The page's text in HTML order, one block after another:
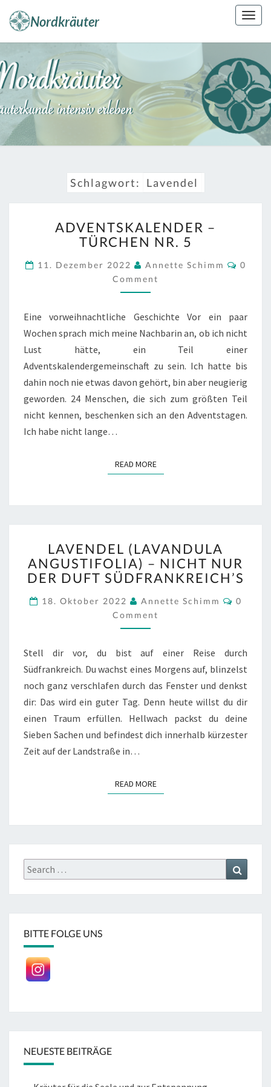
content
Kräuterkunde
Erleben
Schlagwort: Lavendel
–
TÜRCHEN
5
ADVENTSKALENDER –
TÜRCHEN NR. 5
11. Dezember 2022 Annette Schimm
0
Comment
Eine vorweihnachtliche Geschichte Vor ein paar
Wochen sprach mich meine Nachbarin an, ob ich nicht
Lust hätte, ein Teil einer
Adventskalendergemeinschaft zu sein. Ich hatte bis
dahin noch nie etwas davon gehört, bin aber neugierig
geworden. 24 Menschen, die sich zum größten Teil
nicht kennen, beschenken sich an den Adventstagen.
Ich habe nicht lange…
READ MOREREAD MORE
(LAVANDULA
ANGUSTIFOLIA)
–
NUR
DER
DUFT
LAVENDEL (LAVANDULA
ANGUSTIFOLIA) – NICHT NUR
DER DUFT SÜDFRANKREICH’S
18. Oktober 2022 Annette Schimm
0
Comment
Stell dir vor, du bist auf einer Reise durch
Südfrankreich. Du wachst eines Morgens auf, blinzelst
noch ganz verschlafen durch das Fenster und denkst
dir: Das wird ein guter Tag. Denn heute willst du dir
einen Traum erfüllen. Hellwach packst du deine
Sieben Sachen und befindest dich innerhalb kürzester
Zeit auf der Landstraße in…
READ MOREREAD MORE
Search
for:
BITTE FOLGE UNS
NEUESTE BEITRÄGE